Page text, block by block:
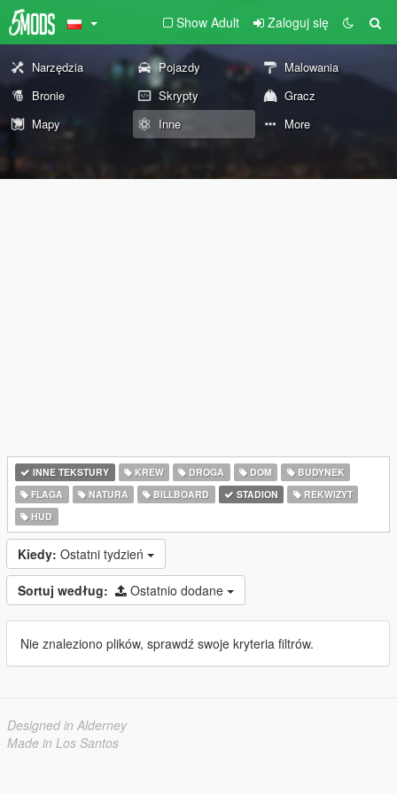
Show Adult Zaloguj się
Narzędzia Pojazdy
Malowania
Bronie
Skrypty
Gracz
Mapy
Inne More
INNE TEKSTURY KREW DROGA DOM
BUDYNEK
FLAGA
NATURA BILLBOARD STADION
REKWIZYT
HUD
Kiedy: Ostatni tydzień
Sortuj według: Ostatnio dodane
Nie znaleziono plików, sprawdź swoje kryteria filtrów.
Designed in Alderney
Made in Los Santos